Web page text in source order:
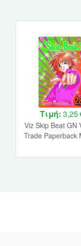
Τιμή: 3,25
Viz Skip Beat GN
Trade Paperback